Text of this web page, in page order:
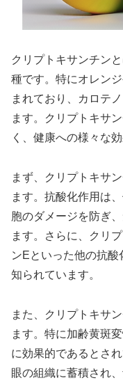
クリプトキサンチン
種です。特にオレン
まれており、カロテ
ます。クリプトキサ
く、健康への様々な
まず、クリプトキサ
ます。抗酸化作用は
胞のダメージを防ぎ
ます。さらに、クリ
ンEといった他の抗
知られています。
また、クリプトキサ
ます。特に加齢黄斑
に効果的であるとさ
眼の組織に蓄積され